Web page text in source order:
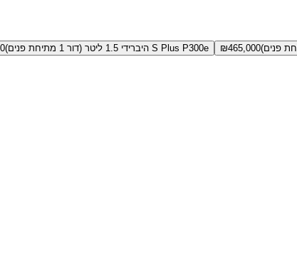
₪465,000 S Plus P300e היברידי 1.5 ליטר (דור 1 מתיחת פנים)